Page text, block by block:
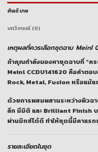
คำอธิบาย
บทวิจารณ์ (0)
เหตุผลที่ควรเลือกชุดฉาบ Meinl
ถ้าคุณกำลังมองหาชุดฉาบที่ “ค
Meinl CCDU141620 คือคำตอบ
Rock, Metal, Fusion หรือแม้แ
ด้วยการผสมผสานระหว่างผิวฉ
ลึก มีมิติ และ Brilliant Finish
ผ่านมิกซ์ได้ดี ทำให้ชุดนี้มีคาแรก
รายละเอียดในชุด